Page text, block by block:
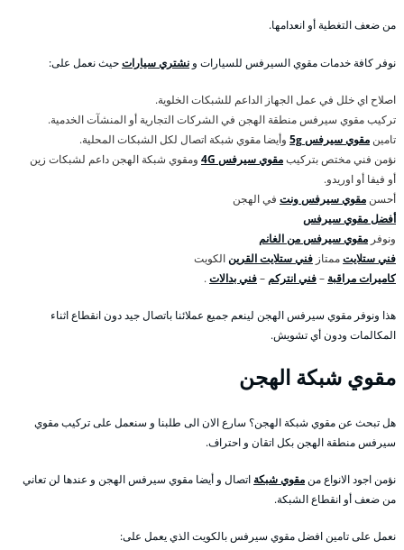
من ضعف التغطية أو انعدامها.
نوفر كافة خدمات مقوي السيرفس للسيارات و نشتري سياراتحيث نعمل على:
اصلاح اي خلل في عمل الجهاز الداعم للشبكات الخلوية.
تركيب مقوي سيرفس منطقة الهجن في الشركات التجارية أو المنشآت الخدمية.
تامين مقوي سيرفس 5g
وأيضا مقوي شبكة اتصال لكل الشبكات المحلية.
نؤمن فني مختص بتركيبمقوي سيرفس 4G
ومقوي شبكة الهجن داعم لشبكات زين
أو فيفا أو اوريدو.
أحسن مقوي سيرفس ونت في الهجن
أفضل مقوي سيرفس
ونوفر مقوي سيرفس من الغانم
فني ستلايتممتاز فني ستلايت القرينالكويت
كاميرات مراقبة –فني انتركم –فني بدالات.
هذا ونوفر مقوي سيرفس الهجن لينعم جميع عملائنا باتصال جيد دون انقطاع اثناء
المكالمات ودون أي تشويش.
مقوي شبكة الهجن
هل تبحث عن مقوي شبكة الهجن؟ سارع الان الى طلبنا و سنعمل على تركيب مقوي
سيرفس منطقة الهجن بكل اتقان و احتراف.
نؤمن اجود الانواع منمقوي شبكة اتصال و أيضا مقوي سيرفس الهجن و عندها لن تعاني
من ضعف أو انقطاع الشبكة.
نعمل على تامين افضل مقوي سيرفس بالكويت الذي يعمل على: